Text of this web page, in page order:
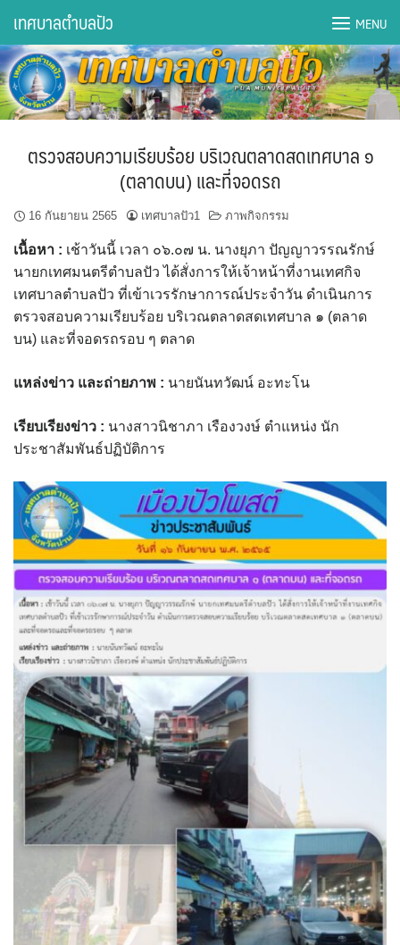
content
DWQA Ask Question
DWQA Questions
กองการศึกษา
กองคลัง
กองช่าง
กองยุทธศาสตร์และงบประมาณ
กองสาธารณสุขฯ
การเปิดเผยข้อมูลข่าวสารปี 2566 integrity transparency
assessment ITA2023
ข้อกำหนดการใช้งาน
ข้อมูลประชากร
ข้อมูลพื้นฐานของศูนย์บริการนักท่องเที่ยว เทศบาลตำบลปัว
ขั้นตอนการขอรับบริการ
งบแสดงฐานะการคลัง
งบแสดงฐานะการเงิน เทศบาลตำบลปัว ประจำปีงบประมาณ 2561
ติดต่อหน่วยงาน
ที่พัก
Amante Baristro Hotel & Cafe’ @Pua
C View Home
Deply
Go Hight ‘O Village
เทศบาลตำบลปัว MENU
ตรวจสอบความเรียบร้อย บริเวณตลาดสดเทศบาล ๑
(ตลาดบน) และที่จอดรถ
16 กันยายน 2565 เทศบาลปัว1 ภาพกิจกรรม
เนื้อหา : เช้าวันนี้ เวลา ๐๖.๐๗ น. นางยุภา ปัญญาวรรณรักษ์
นายกเทศมนตรีตำบลปัว ได้สั่งการให้เจ้าหน้าที่งานเทศกิจ
เทศบาลตำบลปัว ที่เข้าเวรรักษาการณ์ประจำวัน ดำเนินการ
ตรวจสอบความเรียบร้อย บริเวณตลาดสดเทศบาล ๑ (ตลาด
บน) และที่จอดรถรอบ ๆ ตลาด
แหล่งข่าว และถ่ายภาพ : นายนันทวัฒน์ อะทะโน
เรียบเรียงข่าว : นางสาวนิชาภา เรืองวงษ์ ตำแหน่ง นัก
ประชาสัมพันธ์ปฏิบัติการ